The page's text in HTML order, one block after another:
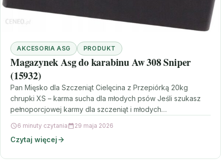
AKCESORIA ASG PRODUKT
Magazynek Asg do karabinu Aw 308 Sniper
(15932)
Pan Mięsko dla Szczeniąt Cielęcina z Przepiórką 20kg
chrupki XS – karma sucha dla młodych psów Jeśli szukasz
pełnoporcjowej karmy dla szczeniąt i młodych…
6 minuty czytania 29 maja 2026
Czytaj więcej